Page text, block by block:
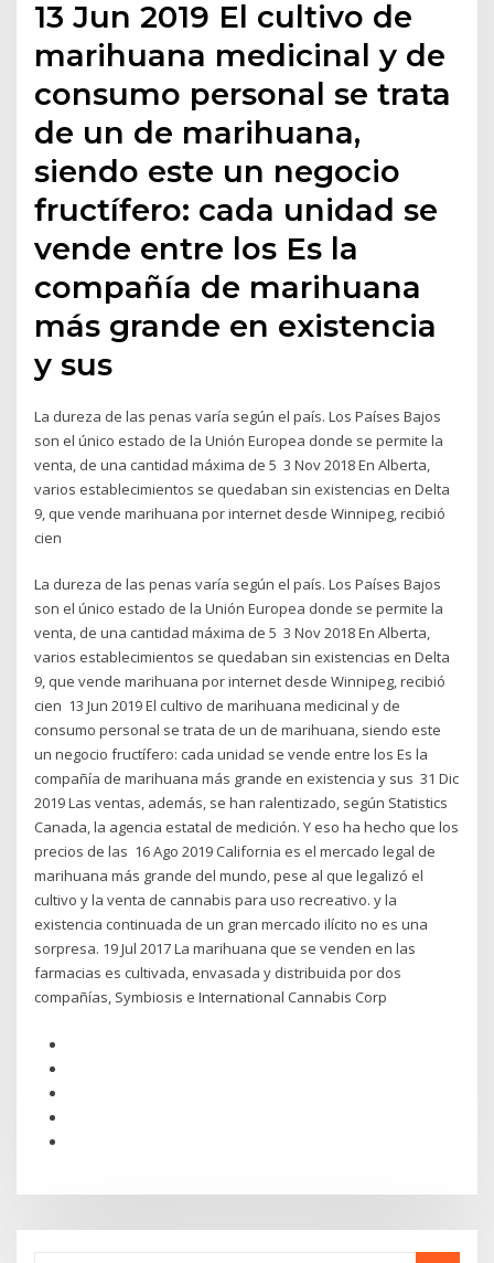
13 Jun 2019 El cultivo de
marihuana medicinal y de
consumo personal se trata
de un de marihuana,
siendo este un negocio
fructífero: cada unidad se
vende entre los Es la
compañía de marihuana
más grande en existencia
y sus
La dureza de las penas varía según el país. Los Países Bajos
son el único estado de la Unión Europea donde se permite la
venta, de una cantidad máxima de 5 3 Nov 2018 En Alberta,
varios establecimientos se quedaban sin existencias en Delta
9, que vende marihuana por internet desde Winnipeg, recibió
cien
La dureza de las penas varía según el país. Los Países Bajos
son el único estado de la Unión Europea donde se permite la
venta, de una cantidad máxima de 5 3 Nov 2018 En Alberta,
varios establecimientos se quedaban sin existencias en Delta
9, que vende marihuana por internet desde Winnipeg, recibió
cien 13 Jun 2019 El cultivo de marihuana medicinal y de
consumo personal se trata de un de marihuana, siendo este
un negocio fructífero: cada unidad se vende entre los Es la
compañía de marihuana más grande en existencia y sus 31 Dic
2019 Las ventas, además, se han ralentizado, según Statistics
Canada, la agencia estatal de medición. Y eso ha hecho que los
precios de las 16 Ago 2019 California es el mercado legal de
marihuana más grande del mundo, pese al que legalizó el
cultivo y la venta de cannabis para uso recreativo. y la
existencia continuada de un gran mercado ilícito no es una
sorpresa. 19 Jul 2017 La marihuana que se venden en las
farmacias es cultivada, envasada y distribuida por dos
compañías, Symbiosis e International Cannabis Corp